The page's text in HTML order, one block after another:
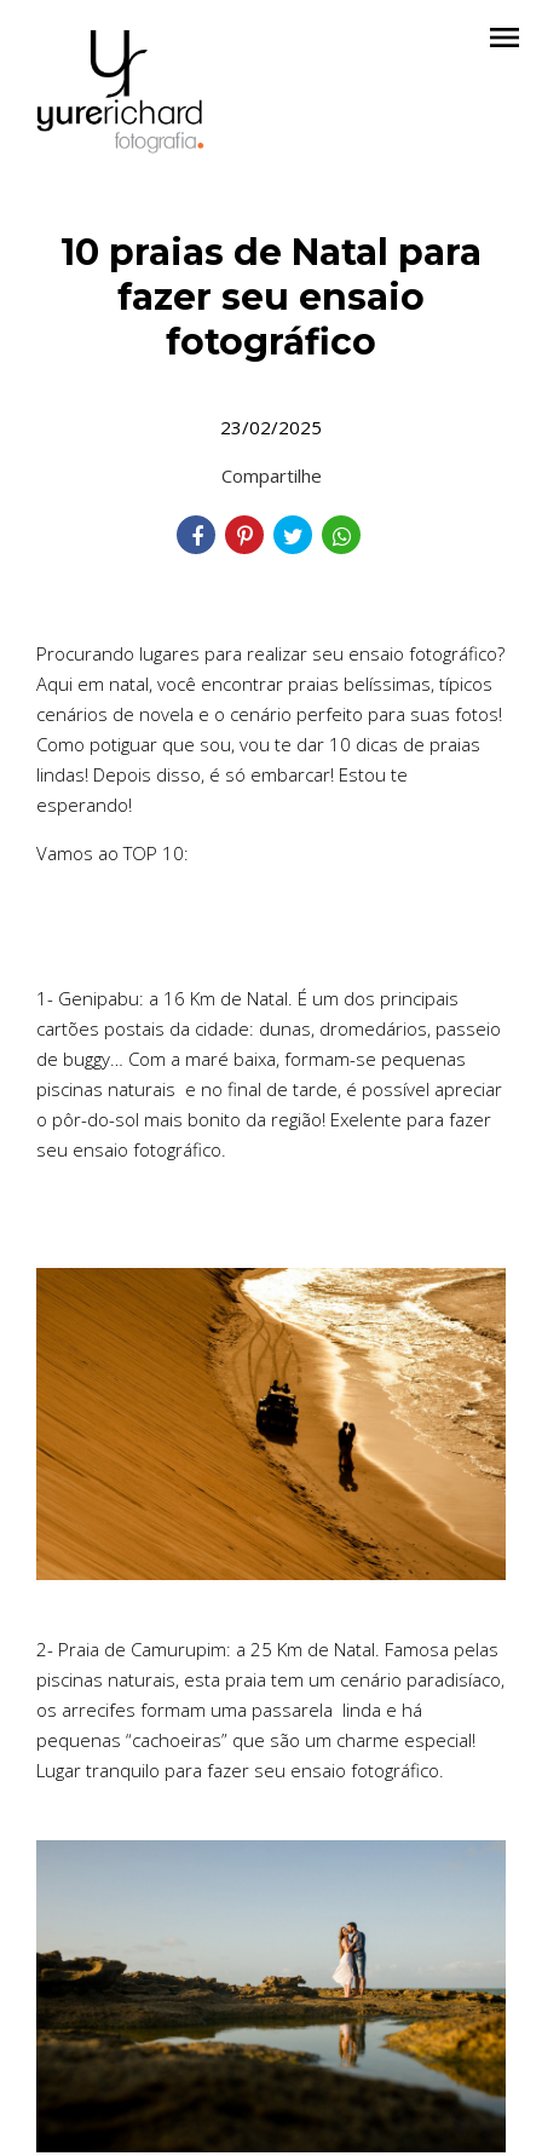
menu
10 praias de Natal para
fazer seu ensaio
fotográfico
23/02/2025
Compartilhe
Procurando lugares para realizar seu ensaio fotográfico?
Aqui em natal, você encontrar praias belíssimas, típicos
cenários de novela e o cenário perfeito para suas fotos!
Como potiguar que sou, vou te dar 10 dicas de praias
lindas! Depois disso, é só embarcar! Estou te
esperando!
Vamos ao TOP 10:
1- Genipabu: a 16 Km de Natal. É um dos principais
cartões postais da cidade: dunas, dromedários, passeio
de buggy… Com a maré baixa, formam-se pequenas
piscinas naturais e no final de tarde, é possível apreciar
o pôr-do-sol mais bonito da região! Exelente para fazer
seu ensaio fotográfico.
2- Praia de Camurupim: a 25 Km de Natal. Famosa pelas
piscinas naturais, esta praia tem um cenário paradisíaco,
os arrecifes formam uma passarela linda e há
pequenas “cachoeiras” que são um charme especial!
Lugar tranquilo para fazer seu ensaio fotográfico.